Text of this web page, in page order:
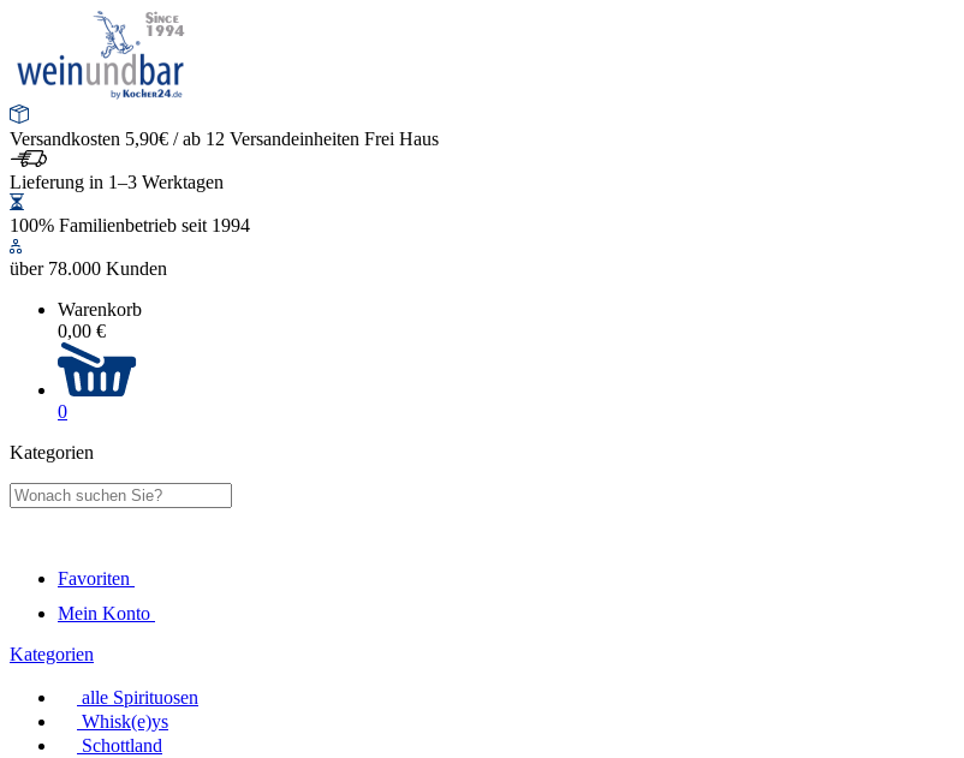
Versandkosten 5,90€ / ab 12 Versandeinheiten Frei Haus
Lieferung in 1–3 Werktagen
100% Familienbetrieb seit 1994
über 78.000 Kunden
Warenkorb
0,00 €
0
Kategorien
Favoriten
Mein Konto
Kategorien
alle Spirituosen
Whisk(e)ys
Schottland